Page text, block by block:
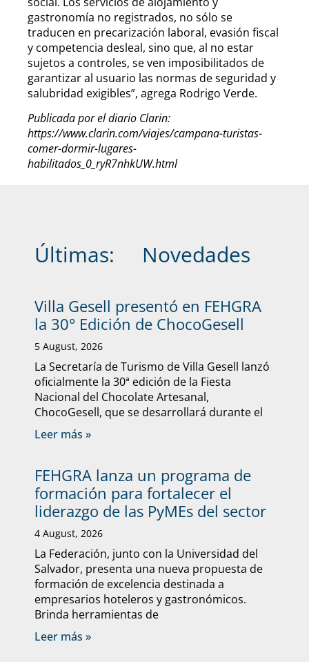
gastronomía no registrados, no sólo se
traducen en precarización laboral, evasión fiscal
y competencia desleal, sino que, al no estar
sujetos a controles, se ven imposibilitados de
garantizar al usuario las normas de seguridad y
salubridad exigibles”, agrega Rodrigo Verde.
Publicada por el diario Clarin:
https://www.clarin.com/viajes/campana-turistas-
comer-dormir-lugares-
habilitados_0_ryR7nhkUW.html
Últimas: Novedades
Villa Gesell presentó en FEHGRA
la 30° Edición de ChocoGesell
5 August, 2026
La Secretaría de Turismo de Villa Gesell lanzó
oficialmente la 30ª edición de la Fiesta
Nacional del Chocolate Artesanal,
ChocoGesell, que se desarrollará durante el
Leer más »
FEHGRA lanza un programa de
formación para fortalecer el
liderazgo de las PyMEs del sector
4 August, 2026
La Federación, junto con la Universidad del
Salvador, presenta una nueva propuesta de
formación de excelencia destinada a
empresarios hoteleros y gastronómicos.
Brinda herramientas de
Leer más »